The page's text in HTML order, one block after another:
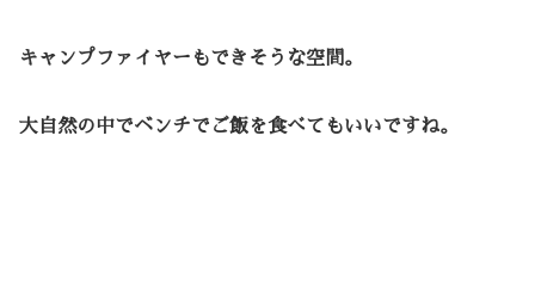
キャンプファイヤーもできそうな空間。
大自然の中でベンチでご飯を食べてもいいですね。